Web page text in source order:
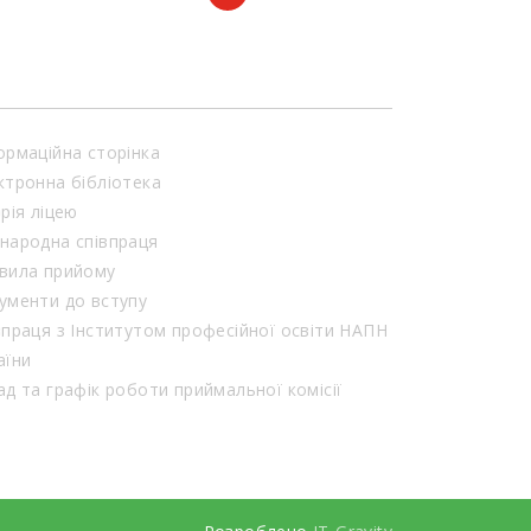
сторінка
бібліотека
ліцею
співпраця
прийому
до вступу
з Інститутом професійної освіти НАПН
Склад та графік роботи приймальної комісії